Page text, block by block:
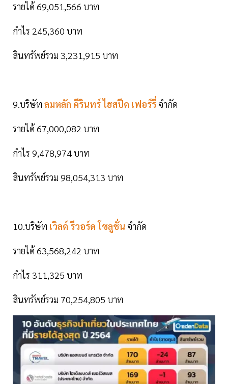
รายได้ 69,051,566 บาท
กำไร 245,360 บาท
สินทรัพย์รวม 3,231,915 บาท
9.บริษัท ลมหลัก คีรินทร์ ไฮสปีด เฟอร์รี่ จำกัด
รายได้ 67,000,082 บาท
กำไร 9,478,974 บาท
สินทรัพย์รวม 98,054,313 บาท
10.บริษัท เวิลด์ รีวอร์ด โซลูชั่น จำกัด
รายได้ 63,568,242 บาท
กำไร 311,325 บาท
สินทรัพย์รวม 70,254,805 บาท